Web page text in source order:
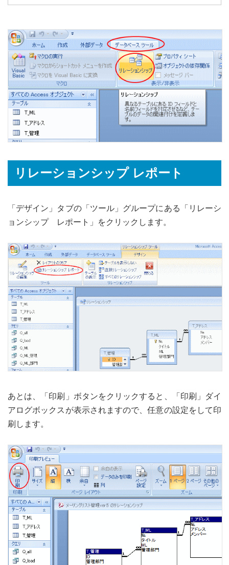
リレーションシップ レポート
「デザイン」タブの「ツール」グループにある「リレーシ
ョンシップ レポート」をクリックします。
あとは、「印刷」ボタンをクリックすると、「印刷」ダイ
アログボックスが表示されますので、任意の設定をして印
刷します。